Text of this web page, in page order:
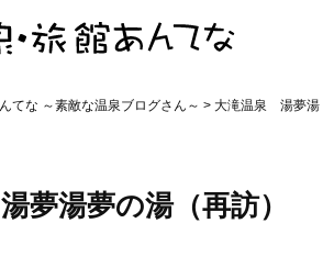
てな ～素敵な温泉ブログさん～ > 大滝温泉 湯夢湯
夢湯夢の湯（再訪）